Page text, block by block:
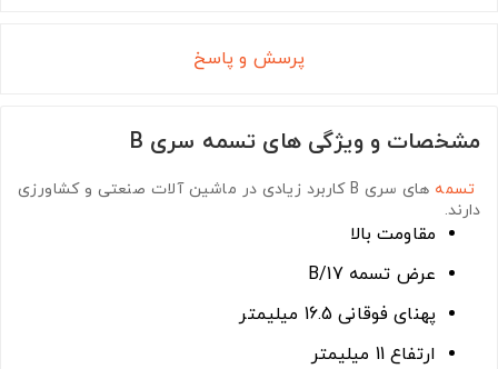
پرسش و پاسخ
مشخصات و ویژگی های تسمه سری B
تسمه های سری B
کاربرد زیادی در ماشین آلات صنعتی و کشاورزی
دارند.
مقاومت بالا
عرض تسمه B/17
پهنای فوقانی 16.5 میلیمتر
ارتفاع 11 میلیمتر